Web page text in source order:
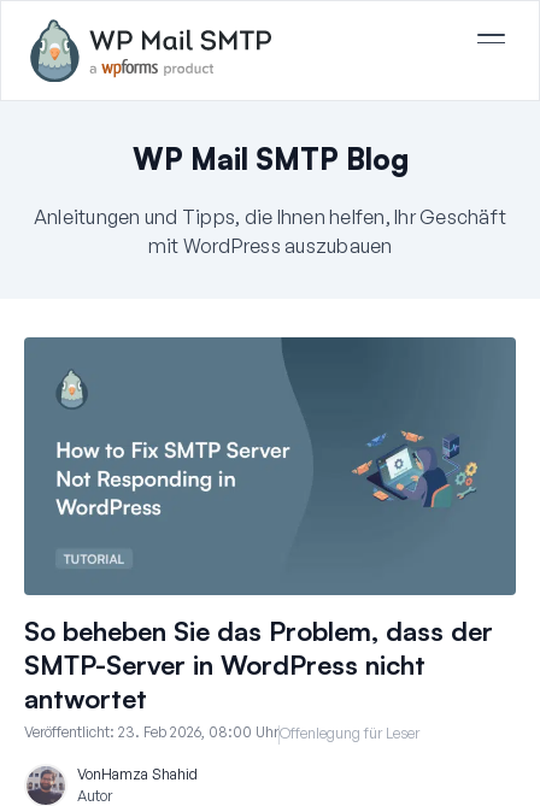
WP Mail SMTP Blog
Anleitungen und Tipps, die Ihnen helfen, Ihr Geschäft
mit WordPress auszubauen
So beheben Sie das Problem, dass der
SMTP-Server in WordPress nicht
antwortet
Veröffentlicht: 23. Feb 2026, 08:00 UhrOffenlegung für Leser
VonHamza Shahid
Autor